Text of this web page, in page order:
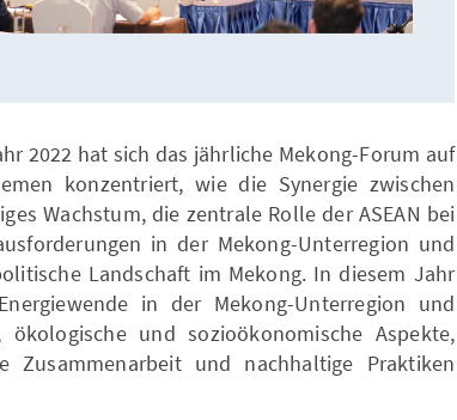
2022 hat sich das jährliche Mekong-Forum auf
konzentriert, wie die Synergie zwischen
Wachstum, die zentrale Rolle der ASEAN bei
in der Mekong-Unterregion und
Landschaft im Mekong. In diesem Jahr
in der Mekong-Unterregion und
ökologische und sozioökonomische Aspekte,
Zusammenarbeit und nachhaltige Praktiken